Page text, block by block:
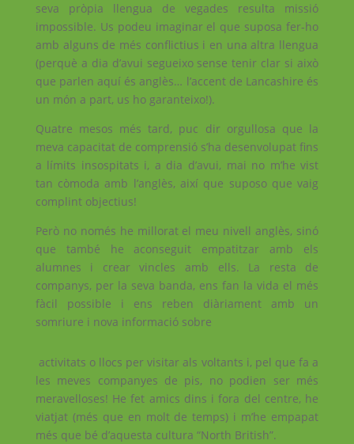
seva pròpia llengua de vegades resulta missió
impossible. Us podeu imaginar el que suposa fer-ho
amb alguns de més conflictius i en una altra llengua
(perquè a dia d’avui segueixo sense tenir clar si això
que parlen aquí és anglès… l’accent de Lancashire és
un món a part, us ho garanteixo!).
Quatre mesos més tard, puc dir orgullosa que la
meva capacitat de comprensió s’ha desenvolupat fins
a límits insospitats i, a dia d’avui, mai no m’he vist
tan còmoda amb l’anglès, així que suposo que vaig
complint objectius!
Però no només he millorat el meu nivell anglès, sinó
que també he aconseguit empatitzar amb els
alumnes i crear vincles amb ells. La resta de
companys, per la seva banda, ens fan la vida el més
fàcil possible i ens reben diàriament amb un
somriure i nova informació sobre
activitats o llocs per visitar als voltants i, pel que fa a
les meves companyes de pis, no podien ser més
meravelloses! He fet amics dins i fora del centre, he
viatjat (més que en molt de temps) i m’he empapat
més que bé d’aquesta cultura “North British”.